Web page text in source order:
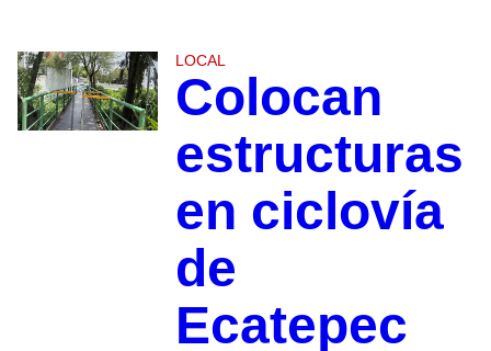
LOCAL
Colocan
estructuras
en ciclovía
de
Ecatepec